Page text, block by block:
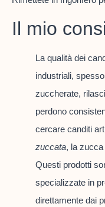
Il mio
La qualità dei
industriali,
zuccherate,
perdono
cercare canditi
zuccata, la
Questi prodotti
specializzate in
direttamente dai